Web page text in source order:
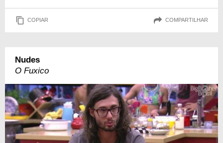
COPIAR COMPARTILHAR
Nudes
O Fuxico